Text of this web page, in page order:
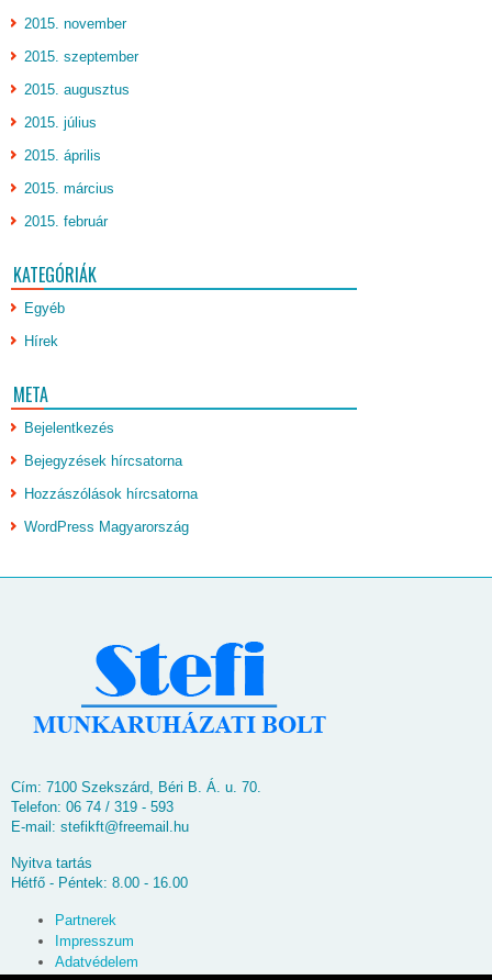
2015. november
2015. szeptember
2015. augusztus
2015. július
2015. április
2015. március
2015. február
KATEGÓRIÁK
Egyéb
Hírek
META
Bejelentkezés
Bejegyzések hírcsatorna
Hozzászólások hírcsatorna
WordPress Magyarország
Cím: 7100 Szekszárd, Béri B. Á. u. 70.
Telefon: 06 74 / 319 - 593
E-mail: stefikft@freemail.hu
Nyitva tartás
Hétfő - Péntek: 8.00 - 16.00
Partnerek
Impresszum
Adatvédelem